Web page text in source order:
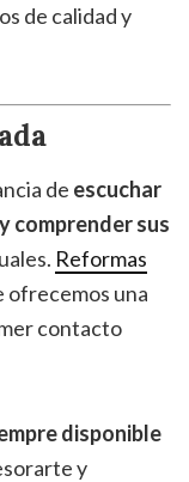
de calidad y
de escuchar
comprender sus
Reformas
ofrecemos una
contacto
disponible
y